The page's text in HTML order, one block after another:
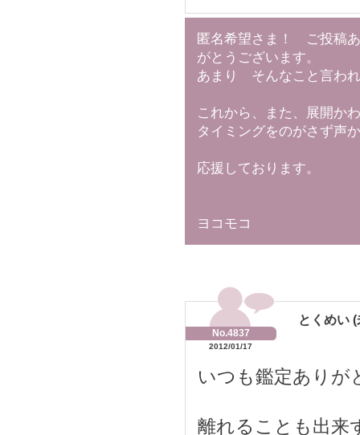
匿名希望さま！ ご投稿
がとうございます。
あまり そんなこと言わ
これから、また、展開か
タイミングをのがさず声
応援しております。
ヨコモコ
とくめい
No.4837
2012/01/17
いつも鑑定ありが
離れることも出来